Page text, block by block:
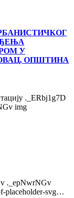
У
ОПШТИНА
._ERbj1g7D
img
._epNwrNGv
placeholder-svg…